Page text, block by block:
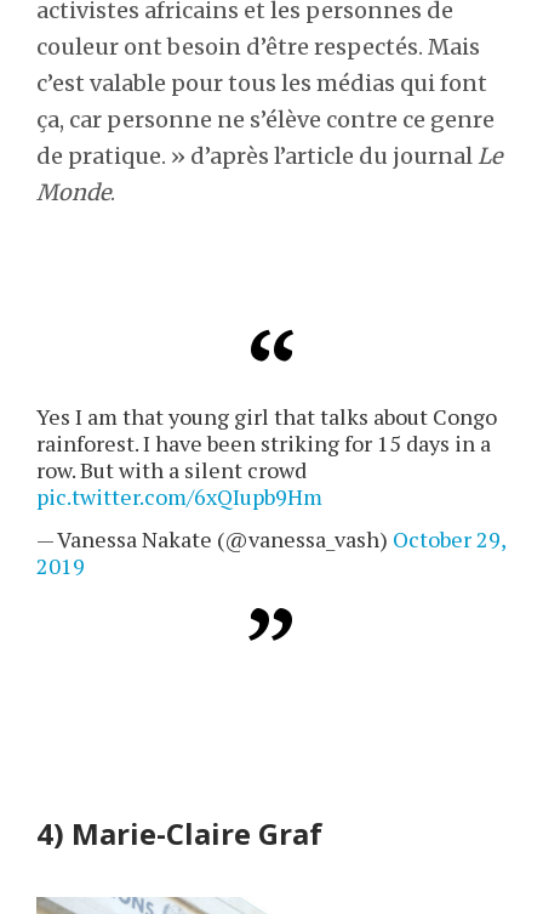
activistes africains et les personnes de
couleur ont besoin d’être respectés. Mais
c’est valable pour tous les médias qui font
ça, car personne ne s’élève contre ce genre
de pratique. » d’après l’article du journal Le
Monde.
Yes I am that young girl that talks about Congo
rainforest. I have been striking for 15 days in a
row. But with a silent crowd
pic.twitter.com/6xQIupb9Hm
— Vanessa Nakate (@vanessa_vash) October 29,
2019
4) Marie-Claire Graf